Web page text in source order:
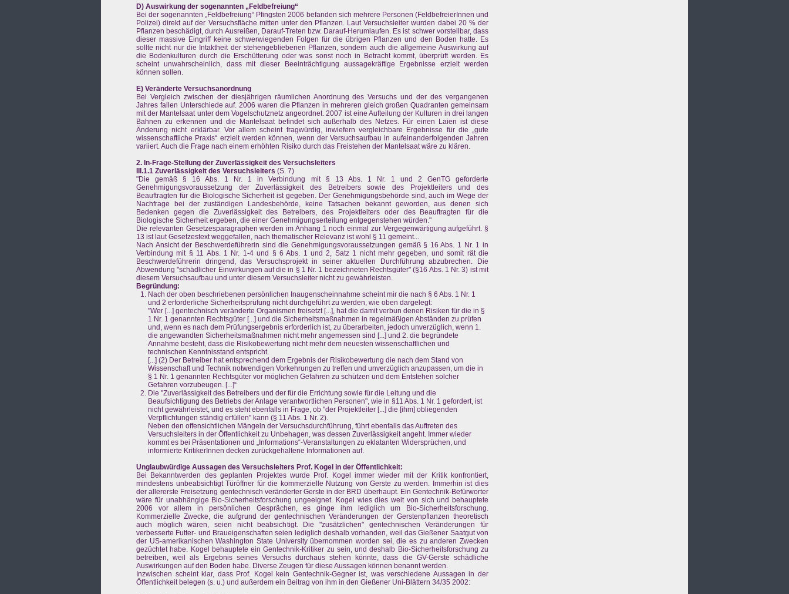
D) Auswirkung der sogenannten „Feldbefreiung“
Bei der sogenannten „Feldbefreiung“ Pfingsten 2006 befanden sich mehrere Personen (FeldbefreierInnen und
Polizei) direkt auf der Versuchsfläche mitten unter den Pflanzen. Laut Versuchsleiter wurden dabei 20 % der
Pflanzen beschädigt, durch Ausreißen, Darauf-Treten bzw. Darauf-Herumlaufen. Es ist schwer vorstellbar, dass
dieser massive Eingriff keine schwerwiegenden Folgen für die übrigen Pflanzen und den Boden hatte. Es
sollte nicht nur die Intaktheit der stehengebliebenen Pflanzen, sondern auch die allgemeine Auswirkung auf
die Bodenkulturen durch die Erschütterung oder was sonst noch in Betracht kommt, überprüft werden. Es
scheint unwahrscheinlich, dass mit dieser Beeinträchtigung aussagekräftige Ergebnisse erzielt werden
können sollen.
E) Veränderte Versuchsanordnung
Bei Vergleich zwischen der diesjährigen räumlichen Anordnung des Versuchs und der des vergangenen
Jahres fallen Unterschiede auf. 2006 waren die Pflanzen in mehreren gleich großen Quadranten gemeinsam
mit der Mantelsaat unter dem Vogelschutznetz angeordnet. 2007 ist eine Aufteilung der Kulturen in drei langen
Bahnen zu erkennen und die Mantelsaat befindet sich außerhalb des Netzes. Für einen Laien ist diese
Änderung nicht erklärbar. Vor allem scheint fragwürdig, inwiefern vergleichbare Ergebnisse für die „gute
wissenschaftliche Praxis“ erzielt werden können, wenn der Versuchsaufbau in aufeinanderfolgenden Jahren
variiert. Auch die Frage nach einem erhöhten Risiko durch das Freistehen der Mantelsaat wäre zu klären.
2. In-Frage-Stellung der Zuverlässigkeit des Versuchsleiters
III.1.1 Zuverlässigkeit des Versuchsleiters (S. 7)
"Die gemäß § 16 Abs. 1 Nr. 1 in Verbindung mit § 13 Abs. 1 Nr. 1 und 2 GenTG geforderte
Genehmigungsvoraussetzung der Zuverlässigkeit des Betreibers sowie des Projektleiters und des
Beauftragten für die Biologische Sicherheit ist gegeben. Der Genehmigungsbehörde sind, auch im Wege der
Nachfrage bei der zuständigen Landesbehörde, keine Tatsachen bekannt geworden, aus denen sich
Bedenken gegen die Zuverlässigkeit des Betreibers, des Projektleiters oder des Beauftragten für die
Biologische Sicherheit ergeben, die einer Genehmigungserteilung entgegenstehen würden."
Die relevanten Gesetzesparagraphen werden im Anhang 1 noch einmal zur Vergegenwärtigung aufgeführt. §
13 ist laut Gesetzestext weggefallen, nach thematischer Relevanz ist wohl § 11 gemeint...
Nach Ansicht der Beschwerdeführerin sind die Genehmigungsvoraussetzungen gemäß § 16 Abs. 1 Nr. 1 in
Verbindung mit § 11 Abs. 1 Nr. 1-4 und § 6 Abs. 1 und 2, Satz 1 nicht mehr gegeben, und somit rät die
Beschwerdeführerin dringend, das Versuchsprojekt in seiner aktuellen Durchführung abzubrechen. Die
Abwendung "schädlicher Einwirkungen auf die in § 1 Nr. 1 bezeichneten Rechtsgüter" (§16 Abs. 1 Nr. 3) ist mit
diesem Versuchsaufbau und unter diesem Versuchsleiter nicht zu gewährleisten.
Begründung:
Nach der oben beschriebenen persönlichen Inaugenscheinnahme scheint mir die nach § 6 Abs. 1 Nr. 1
und 2 erforderliche Sicherheitsprüfung nicht durchgeführt zu werden, wie oben dargelegt:
"Wer [...] gentechnisch veränderte Organismen freisetzt [...], hat die damit verbun denen Risiken für die in §
1 Nr. 1 genannten Rechtsgüter [...] und die Sicherheitsmaßnahmen in regelmäßigen Abständen zu prüfen
und, wenn es nach dem Prüfungsergebnis erforderlich ist, zu überarbeiten, jedoch unverzüglich, wenn 1.
die angewandten Sicherheitsmaßnahmen nicht mehr angemessen sind [...] und 2. die begründete
Annahme besteht, dass die Risikobewertung nicht mehr dem neuesten wissenschaftlichen und
technischen Kenntnisstand entspricht.
[...] (2) Der Betreiber hat entsprechend dem Ergebnis der Risikobewertung die nach dem Stand von
Wissenschaft und Technik notwendigen Vorkehrungen zu treffen und unverzüglich anzupassen, um die in
§ 1 Nr. 1 genannten Rechtsgüter vor möglichen Gefahren zu schützen und dem Entstehen solcher
Gefahren vorzubeugen. [...]“
Die "Zuverlässigkeit des Betreibers und der für die Errichtung sowie für die Leitung und die
Beaufsichtigung des Betriebs der Anlage verantwortlichen Personen", wie in §11 Abs. 1 Nr. 1 gefordert, ist
nicht gewährleistet, und es steht ebenfalls in Frage, ob "der Projektleiter [...] die [ihm] obliegenden
Verpflichtungen ständig erfüllen" kann (§ 11 Abs. 1 Nr. 2).
Neben den offensichtlichen Mängeln der Versuchsdurchführung, führt ebenfalls das Auftreten des
Versuchsleiters in der Öffentlichkeit zu Unbehagen, was dessen Zuverlässigkeit angeht. Immer wieder
kommt es bei Präsentationen und „Informations“-Veranstaltungen zu eklatanten Widersprüchen, und
informierte KritikerInnen decken zurückgehaltene Informationen auf.
Unglaubwürdige Aussagen des Versuchsleiters Prof. Kogel in der Öffentlichkeit:
Bei Bekanntwerden des geplanten Projektes wurde Prof. Kogel immer wieder mit der Kritik konfrontiert,
mindestens unbeabsichtigt Türöffner für die kommerzielle Nutzung von Gerste zu werden. Immerhin ist dies
der allererste Freisetzung gentechnisch veränderter Gerste in der BRD überhaupt. Ein Gentechnik-Befürworter
wäre für unabhängige Bio-Sicherheitsforschung ungeeignet. Kogel wies dies weit von sich und behauptete
2006 vor allem in persönlichen Gesprächen, es ginge ihm lediglich um Bio-Sicherheitsforschung.
Kommerzielle Zwecke, die aufgrund der gentechnischen Veränderungen der Gerstenpflanzen theoretisch
auch möglich wären, seien nicht beabsichtigt. Die "zusätzlichen" gentechnischen Veränderungen für
verbesserte Futter- und Braueigenschaften seien lediglich deshalb vorhanden, weil das Gießener Saatgut von
der US-amerikanischen Washington State University übernommen worden sei, die es zu anderen Zwecken
gezüchtet habe. Kogel behauptete ein Gentechnik-Kritiker zu sein, und deshalb Bio-Sicherheitsforschung zu
betreiben, weil als Ergebnis seines Versuchs durchaus stehen könnte, dass die GV-Gerste schädliche
Auswirkungen auf den Boden habe. Diverse Zeugen für diese Aussagen können benannt werden.
Inzwischen scheint klar, dass Prof. Kogel kein Gentechnik-Gegner ist, was verschiedene Aussagen in der
Öffentlichkeit belegen (s. u.) und außerdem ein Beitrag von ihm in den Gießener Uni-Blättern 34/35 2002: